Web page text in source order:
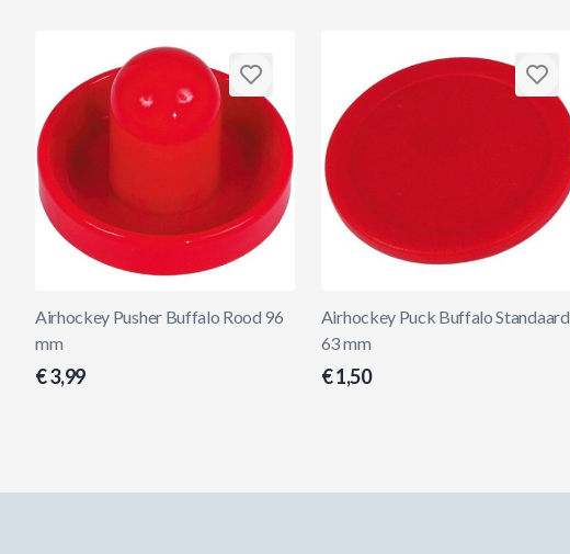
Airhockey Pusher Buffalo Rood 96
mm
€ 3,99
Airhockey Puck Buffalo Standaard
63 mm
€ 1,50